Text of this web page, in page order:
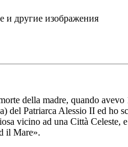
и другие изображения
della madre, quando
del Patriarca Alessio II ed
vicino ad una Città
il Mare».